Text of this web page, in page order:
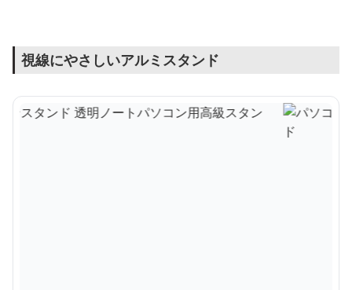
視線にやさしいアルミスタンド